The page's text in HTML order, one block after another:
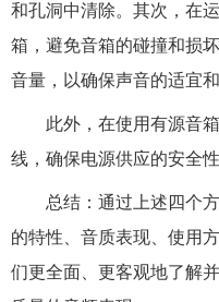
和孔洞中清除。其次，在
箱，避免音箱的碰撞和损
音量，以确保声音的适宜和
此外，在使用有源音
线，确保电源供应的安全性
总结：通过上述四个
的特性、音质表现、使用
们更全面、更客观地了解